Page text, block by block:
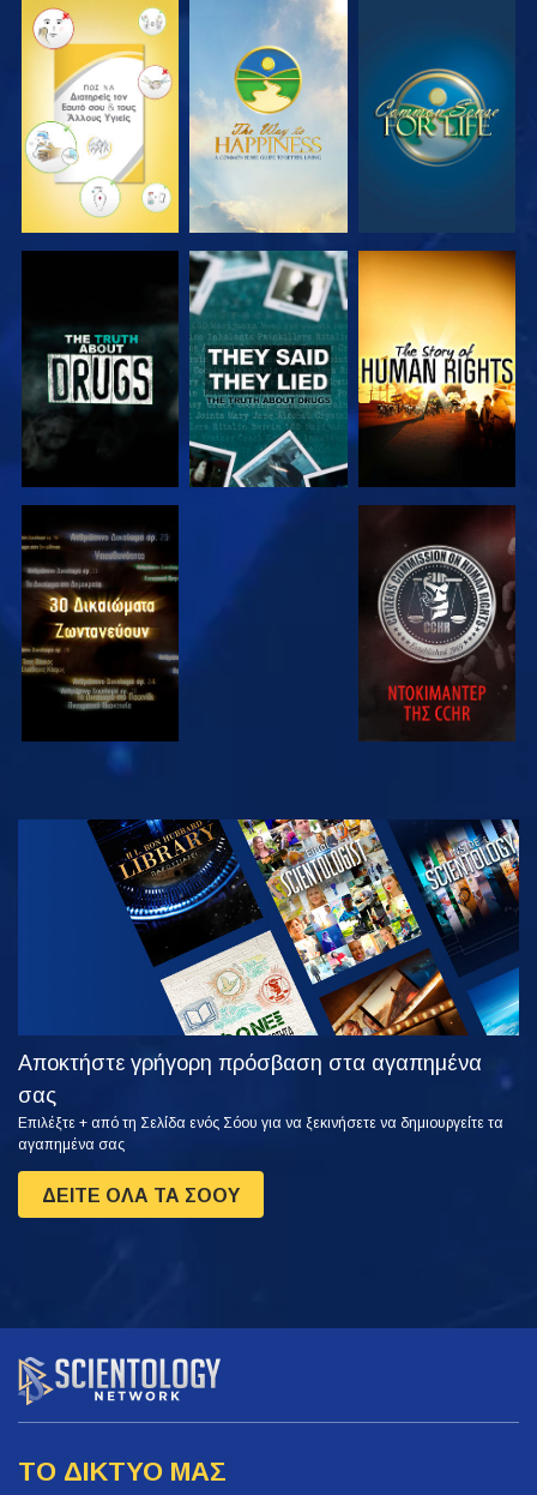
ΠΑΡΑΚΟΛΟΥΘΗΣΤΕ ΠΑΡΑΚΟΛΟΥΘΗΣΤΕ ΠΑΡΑΚΟΛΟΥΘΗΣΤΕ
ΠΑΡΑΚΟΛΟΥΘΗΣΤΕ ΠΑΡΑΚΟΛΟΥΘΗΣΤΕ ΠΑΡΑΚΟΛΟΥΘΗΣΤΕ
ΠΑΡΑΚΟΛΟΥΘΗΣΤΕ ΠΑΡΑΚΟΛΟΥΘΗΣΤΕ
ΠΑΡΑΚΟΛΟΥΘΗΣΤΕ
ΕΞΕΡΕΥΝΗΣΤΕ
ΤΗ ΣΕΙΡΑ
Αποκτήστε γρήγορη πρόσβαση στα αγαπημένα
σας
Επιλέξτε + από τη Σελίδα ενός Σόου για να ξεκινήσετε να δημιουργείτε τα
αγαπημένα σας
ΔΕΙΤΕ ΟΛΑ ΤΑ ΣΟΟΥ
ΤΟ ΔΙΚΤΥΟ ΜΑΣ